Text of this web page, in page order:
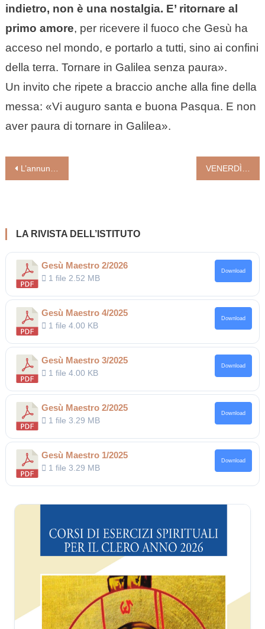
indietro, non è una nostalgia. E’ ritornare al
primo amore, per ricevere il fuoco che Gesù ha
acceso nel mondo, e portarlo a tutti, sino ai confini
della terra. Tornare in Galilea senza paura».
Un invito che ripete a braccio anche alla fine della
messa: «Vi auguro santa e buona Pasqua. E non
aver paura di tornare in Galilea».
Navigazione
L’annuncio di Delpini. Milano manda i seminaristi ad abitare un anno in parrocchia
LA RIVISTA DELL’ISTITUTO
Gesù Maestro 2/2026
1 file 2.52 MB
Download
Gesù Maestro 4/2025
1 file4.00 KB
Download
Gesù Maestro 3/2025
1 file4.00 KB
Download
Gesù Maestro 2/2025
1 file3.29 MB
Download
Gesù Maestro 1/2025
1 file3.29 MB
Download